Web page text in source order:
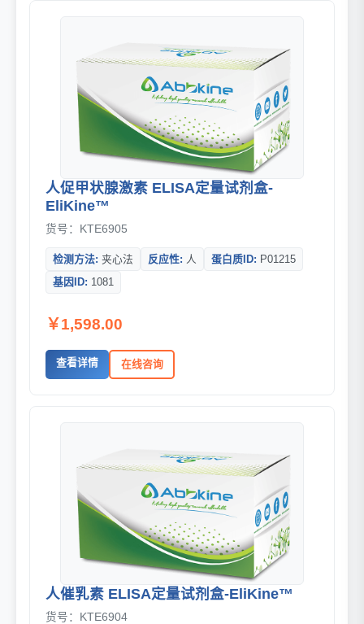
人促甲状腺激素 ELISA定量试剂盒-
EliKine™
货号：KTE6905
检测方法: 夹心法 反应性: 人 蛋白质ID: P01215
基因ID: 1081
￥1,598.00
查看详情 在线咨询
人催乳素 ELISA定量试剂盒-EliKine™
货号：KTE6904